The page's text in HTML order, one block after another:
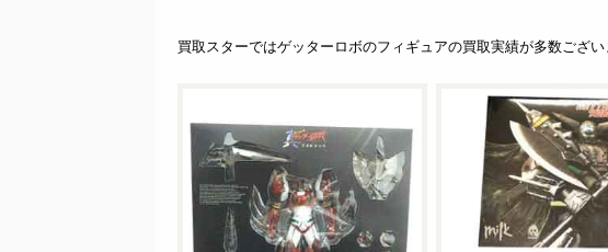
買取スターではゲッターロボのフィギュアの買取実績が多数ござい